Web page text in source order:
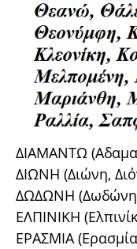
ΔΙΑΜΑΝΤΩ
ΔΙΩΝΗ (Διώνη,
ΔΩΔΩΝΗ
ΕΛΠΙΝΙΚΗ
ΕΡΑΣΜΙΑ